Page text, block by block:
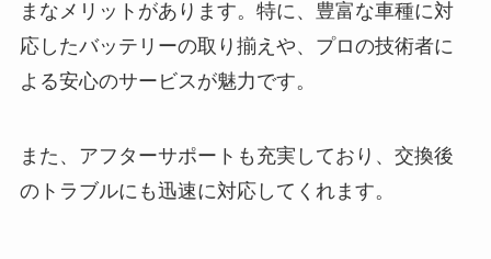
まなメリットがあります。特に、豊富な車種に対
応したバッテリーの取り揃えや、プロの技術者に
よる安心のサービスが魅力です。
また、アフターサポートも充実しており、交換後
のトラブルにも迅速に対応してくれます。